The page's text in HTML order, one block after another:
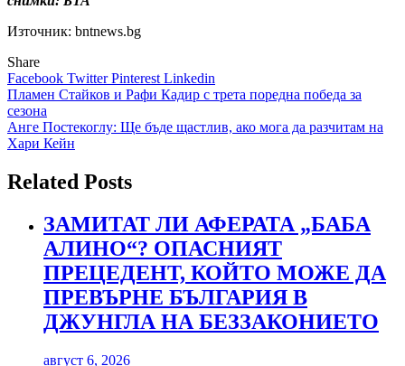
Източник: bntnews.bg
Share
Facebook TwitterPinterest Linkedin
Навигация
Пламен Стайков и Рафи Кадир с трета поредна победа за
сезона
Анге Постекоглу: Ще бъде щастлив, ако мога да разчитам на
Хари Кейн
Related Posts
ЗАМИТАТ ЛИ АФЕРАТА „БАБА
АЛИНО“? ОПАСНИЯТ
ПРЕЦЕДЕНТ, КОЙТО МОЖЕ ДА
ПРЕВЪРНЕ БЪЛГАРИЯ В
ДЖУНГЛА НА БЕЗЗАКОНИЕТО
август 6, 2026